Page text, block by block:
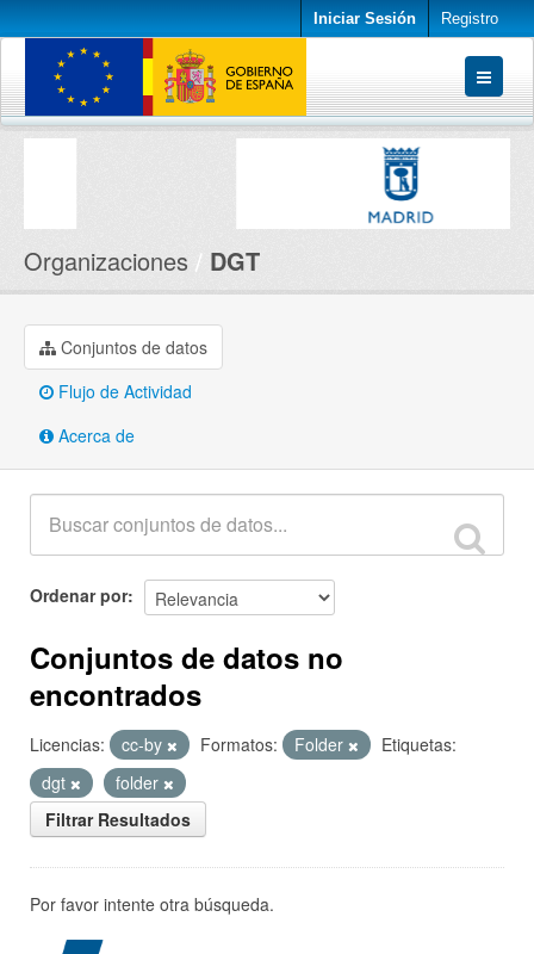
Iniciar Sesión Registro
Conjuntos de datos
Organizaciones DGT
Conjuntos de datos
Flujo de Actividad
Acerca de
Ordenar por
Conjuntos de datos no
encontrados
Licencias: cc-by Formatos: Folder
Etiquetas:
dgt
folder
Filtrar Resultados
Por favor intente otra búsqueda.